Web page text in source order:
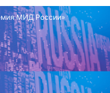
МИД России»